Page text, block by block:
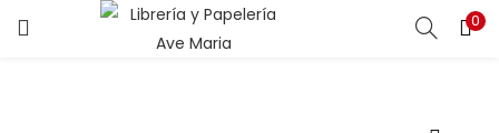
0
ENTRAR REGISTRARSE